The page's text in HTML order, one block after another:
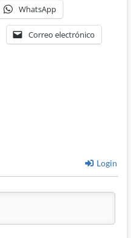
WhatsApp
Correo electrónico
Login